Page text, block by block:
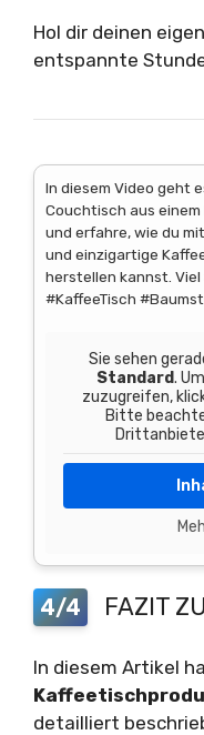
Hol dir deinen
entspannte
In diesem Video geht
Couchtisch aus
und erfahre, wie du
und einzigartige
herstellen kannst. Viel
#KaffeeTisch
Sie sehen
Standard.
zuzugreifen,
Bitte
4/4 FAZIT
In diesem Artikel
detailliert